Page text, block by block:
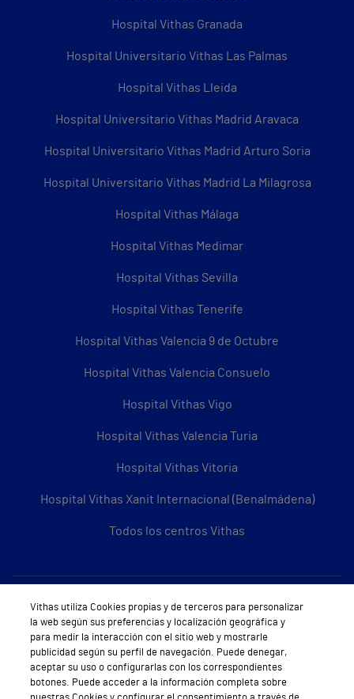
Hospital Vithas Granada
Hospital Universitario Vithas Las Palmas
Hospital Vithas Lleida
Hospital Universitario Vithas Madrid Aravaca
Hospital Universitario Vithas Madrid Arturo Soria
Hospital Universitario Vithas Madrid La Milagrosa
Hospital Vithas Málaga
Hospital Vithas Medimar
Hospital Vithas Sevilla
Hospital Vithas Tenerife
Hospital Vithas Valencia 9 de Octubre
Hospital Vithas Valencia Consuelo
Hospital Vithas Vigo
Hospital Vithas Valencia Turia
Hospital Vithas Vitoria
Hospital Vithas Xanit Internacional (Benalmádena)
Todos los centros Vithas
Sobre Vithas
Quiénes somos
Trabajar en Vithas
Teléfono Cita Médica
Vithas utiliza Cookies propias y de terceros para personalizar
la web según sus preferencias y localización geográfica y
para medir la interacción con el sitio web y mostrarle
publicidad según su perfil de navegación. Puede denegar,
aceptar su uso o configurarlas con los correspondientes
botones. Puede acceder a la información completa sobre